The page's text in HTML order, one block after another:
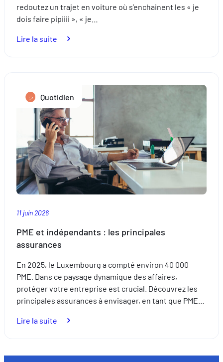
redoutez un trajet en voiture où s’enchainent les « je
dois faire pipiiii », « je…
Lire la suite
les
enfants
cet
été
Quotidien
11 juin 2026
PME et indépendants : les principales
assurances
En 2025, le Luxembourg a compté environ 40 000
PME. Dans ce paysage dynamique des affaires,
protéger votre entreprise est crucial. Découvrez les
principales assurances à envisager, en tant que PME…
Lire la suite
indépendants